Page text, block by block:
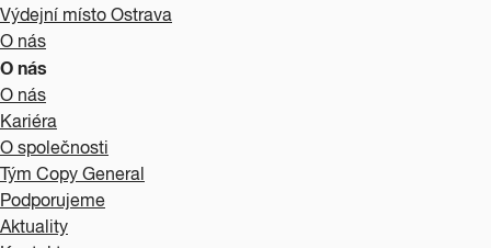
Výdejní místo Ostrava
O nás
O nás
O nás
Kariéra
O společnosti
Tým Copy General
Podporujeme
Aktuality